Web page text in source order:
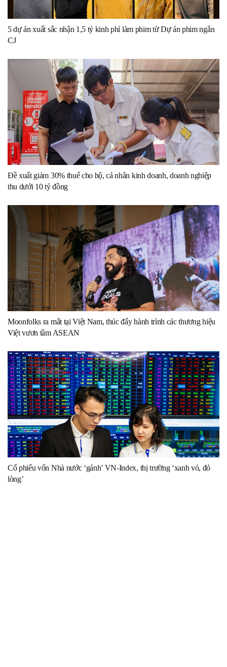
5 dự án xuất sắc nhận 1,5 tỷ kinh phí làm phim từ Dự án phim ngắn
CJ
Đề xuất giảm 30% thuế cho hộ, cá nhân kinh doanh, doanh nghiệp
thu dưới 10 tỷ đồng
Moonfolks ra mắt tại Việt Nam, thúc đẩy hành trình các thương hiệu
Việt vươn tầm ASEAN
Cổ phiếu vốn Nhà nước ‘gánh’ VN-Index, thị trường ‘xanh vỏ, đỏ
lòng’